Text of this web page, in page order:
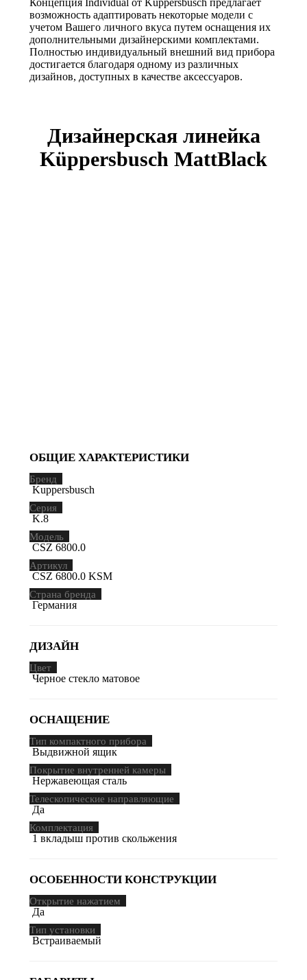
возможность адаптировать некоторые модели с
учетом Вашего личного вкуса путем оснащения их
дополнительными дизайнерскими комплектами.
Полностью индивидуальный внешний вид прибора
достигается благодаря одному из различных
дизайнов, доступных в качестве аксессуаров.
Дизайнерская линейка
Küppersbusch MattBlack
ОБЩИЕ ХАРАКТЕРИСТИКИ
Бренд
Kuppersbusch
Серия
K.8
Модель
CSZ 6800.0
Артикул
CSZ 6800.0 KSM
Страна бренда
Германия
ДИЗАЙН
Цвет
Черное стекло матовое
ОСНАЩЕНИЕ
Тип компактного прибора
Выдвижной ящик
Покрытие внутренней камеры
Нержавеющая сталь
Телескопические направляющие
Да
Комплектация
1 вкладыш против скольжения
ОСОБЕННОСТИ КОНСТРУКЦИИ
Открытие нажатием
Да
Тип установки
Встраиваемый